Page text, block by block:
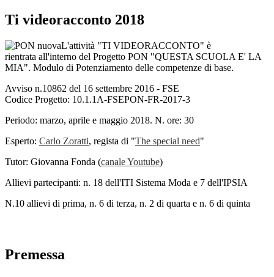
Ti videoracconto 2018
L'attività "TI VIDEORACCONTO" è
rientrata all'interno del Progetto PON "QUESTA SCUOLA E' LA
MIA". Modulo di Potenziamento delle competenze di base.
Avviso n.10862 del 16 settembre 2016 - FSE
Codice Progetto: 10.1.1A-FSEPON-FR-2017-3
Periodo: marzo, aprile e maggio 2018. N. ore: 30
Esperto: Carlo Zoratti, regista di "The special need"
Tutor: Giovanna Fonda (canale Youtube)
Allievi partecipanti: n. 18 dell'ITI Sistema Moda e 7 dell'IPSIA
N.​10 allievi di prima, n. 6 di terza, n. 2 di quarta e n. 6 di quinta
Premessa